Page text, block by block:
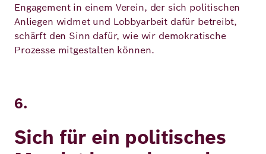
Engagement in einem Verein, der sich politischen
Anliegen widmet und Lobbyarbeit dafür betreibt,
schärft den Sinn dafür, wie wir demokratische
Prozesse mitgestalten können.
6.
Sich für ein politisches